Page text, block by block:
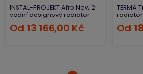
INSTAL-PROJEKT Afro New 2
vodní designový radiátor
Od 13 166,00 Kč
TERMA
radiátor
Od